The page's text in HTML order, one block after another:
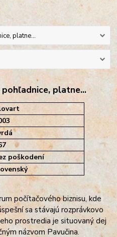
platne...
platne...
poškodení
počítačového biznisu, kde
sa stávajú rozprávkovo
prostredia je situovaný dej
názvom Pavučina.